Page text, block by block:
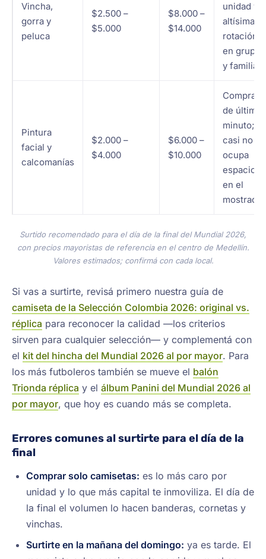
Vincha,
gorra y
peluca
$2.500 –
$5.000
$8.000 –
$14.000
unidad y
altísima
rotación
en grupos
y familias
Pintura
facial y
calcomanías
$2.000 –
$4.000
$6.000 –
$10.000
Compra
de último
minuto;
casi no
ocupa
espacio
en el
mostrador
Surtido recomendado para el día de la final del Mundial 2026,
con precios mayoristas de referencia en el centro de Medellín.
Valores estimados; confirmá con cada local.
Si vas a surtirte, revisá primero nuestra guía de
camiseta de la Selección Colombia 2026: original vs.
réplica para reconocer la calidad —los criterios
sirven para cualquier selección— y complementá con
el kit del hincha del Mundial 2026 al por mayor. Para
los más futboleros también se mueve el balón
Trionda réplica y el álbum Panini del Mundial 2026 al
por mayor, que hoy es cuando más se completa.
Errores comunes al surtirte para el día de la
final
Comprar solo camisetas: es lo más caro por
unidad y lo que más capital te inmoviliza. El día de
la final el volumen lo hacen banderas, cornetas y
vinchas.
Surtirte en la mañana del domingo: ya es tarde. El